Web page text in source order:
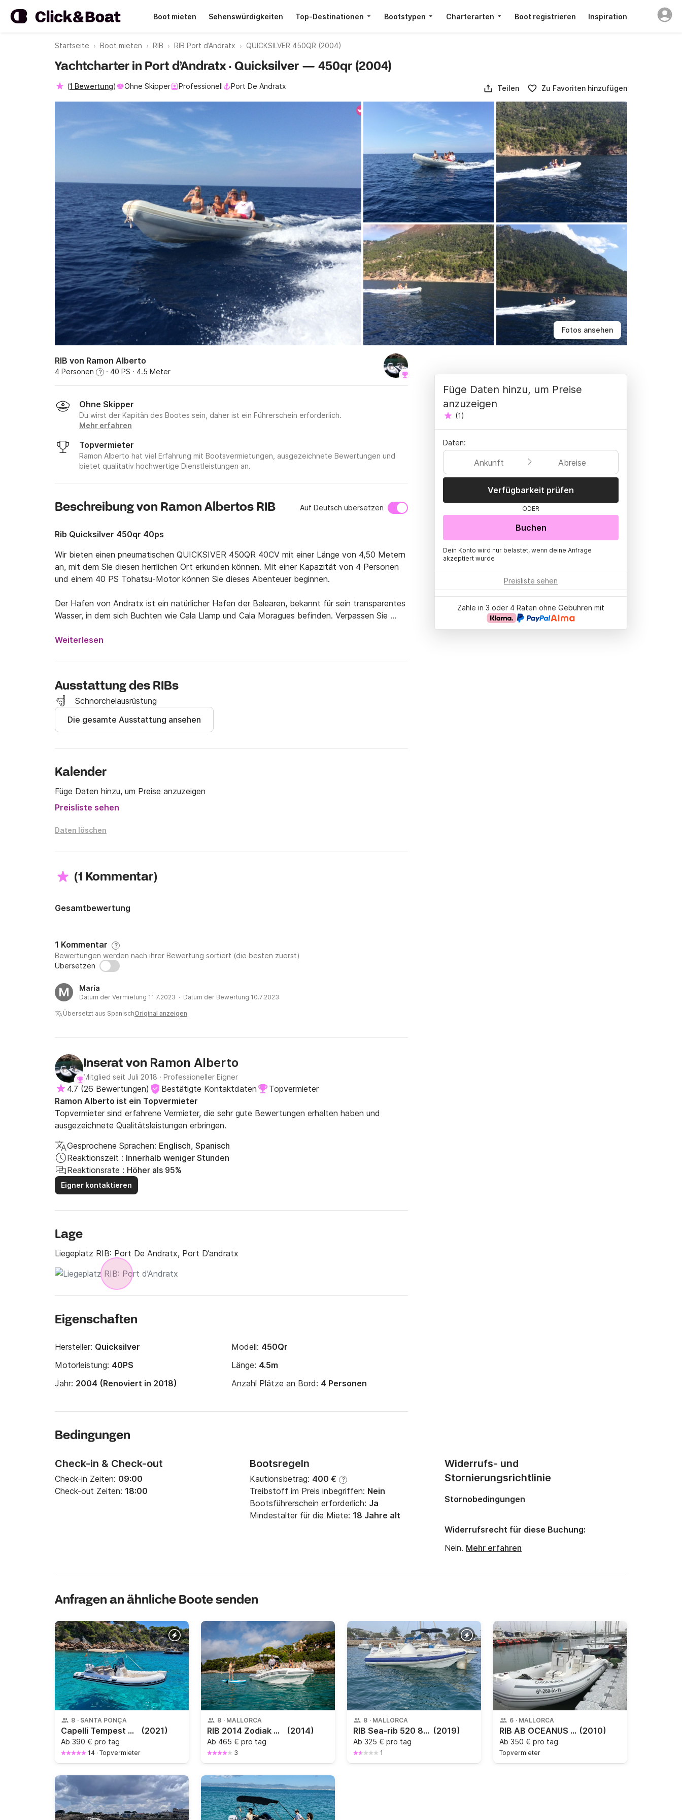
Boot mieten Sehenswürdigkeiten Top-Destinationen Bootstypen Charterarten Boot registrieren Inspiration
Startseite Boot mieten RIB RIB Port d’Andratx QUICKSILVER 450QR (2004)
Fotos ansehen
Yachtcharter in Port d’Andratx · Quicksilver — 450qr (2004)
(1 Bewertung) Ohne Skipper Professionell Port De Andratx Teilen Zu Favoriten hinzufügen
RIB von Ramon Alberto
4 Personen ? · 40 PS · 4.5 Meter
Ohne Skipper
Du wirst der Kapitän des Bootes sein, daher ist ein Führerschein erforderlich.
Mehr erfahren
Topvermieter
Ramon Alberto hat viel Erfahrung mit Bootsvermietungen, ausgezeichnete Bewertungen und
bietet qualitativ hochwertige Dienstleistungen an.
Beschreibung von Ramon Albertos RIB Auf Deutsch übersetzen
Rib Quicksilver 450qr 40ps
Wir bieten einen pneumatischen QUICKSIVER 450QR 40CV mit einer Länge von 4,50 Metern
an, mit dem Sie diesen herrlichen Ort erkunden können. Mit einer Kapazität von 4 Personen
und einem 40 PS Tohatsu-Motor können Sie dieses Abenteuer beginnen.
Der Hafen von Andratx ist ein natürlicher Hafen der Balearen, bekannt für sein transparentes
Wasser, in dem sich Buchten wie Cala Llamp und Cala Moragues befinden. Verpassen Sie
Die Preise beinhalten:
- Versicherung
- Kühlschrank
Im Preis nicht enthalten:
- Kraftstoff
- Muster (optional): 200 € / Tag + Mehrwertsteuer
Weiterlesen
Ausstattung des RIBs
Schnorchelausrüstung
Die gesamte Ausstattung ansehen
Kalender
Füge Daten hinzu, um Preise anzuzeigen
Preisliste sehen
Daten löschen
(1 Kommentar)
Gesamtbewertung
1 Kommentar ?
Bewertungen werden nach ihrer Bewertung sortiert (die besten zuerst)
Übersetzen
M María
Datum der Vermietung 11.7.2023 · Datum der Bewertung 10.7.2023
Übersetzt aus SpanischOriginal anzeigen
Inserat von Ramon Alberto
Mitglied seit Juli 2018 · Professioneller Eigner
4.7 (26 Bewertungen) Bestätigte Kontaktdaten
Topvermieter
Ramon Alberto ist ein Topvermieter
Topvermieter sind erfahrene Vermieter, die sehr gute Bewertungen erhalten haben und
ausgezeichnete Qualitätsleistungen erbringen.
Gesprochene Sprachen: Englisch, Spanisch
Reaktionszeit : Innerhalb weniger Stunden
Reaktionsrate : Höher als 95%
Eigner kontaktieren
Lage
Liegeplatz RIB: Port De Andratx, Port D’andratx
Eigenschaften
Hersteller: Quicksilver Modell: 450Qr
Motorleistung: 40PS Länge: 4.5m
Jahr: 2004 (Renoviert in 2018) Anzahl Plätze an Bord: 4 Personen
Füge Daten hinzu, um Preise
anzuzeigen
(1)
Daten:
Ankunft Abreise
Verfügbarkeit prüfen
ODER
Buchen
Dein Konto wird nur belastet, wenn deine Anfrage
akzeptiert wurde
Preisliste sehen
Zahle in 3 oder 4 Raten ohne Gebühren mit
Bedingungen
Check-in & Check-out
Check-in Zeiten: 09:00
Check-out Zeiten: 18:00
Bootsregeln
Kautionsbetrag: 400 € ?
Treibstoff im Preis inbegriffen: Nein
Bootsführerschein erforderlich: Ja
Mindestalter für die Miete: 18 Jahre alt
Widerrufs- und
Stornierungsrichtlinie
Stornobedingungen
Widerrufsrecht für diese Buchung:
Nein. Mehr erfahren
Anfragen an ähnliche Boote senden
8 · SANTA PONÇA
Capelli Tempest 570 · 115 PS RIB | Mallorcas Buchten entdecken (2021)
Ab 390 € pro tag
14 · Topvermieter
8 · MALLORCA
RIB 2014 Zodiak N-ZO 600 150PS (2014)
Ab 465 € pro tag
3
8 · MALLORCA
RIB Sea-rib 520 80PS (2019)
Ab 325 € pro tag
1
6 · MALLORCA
RIB AB OCEANUS 19 VST 100PS (2010)
Ab 350 € pro tag
Topvermieter